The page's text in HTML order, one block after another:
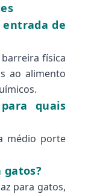
entrada de
física
ao alimento
quais
médio porte
gatos?
para gatos,